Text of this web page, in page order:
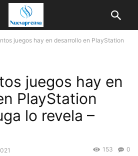
juegos hay en desarrollo en PlayStation
juegos hay en
PlayStation
lo revela –
0
153